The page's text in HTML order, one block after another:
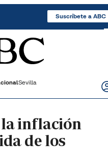
Suscríbete a ABC
Sevilla
la inflación
de los